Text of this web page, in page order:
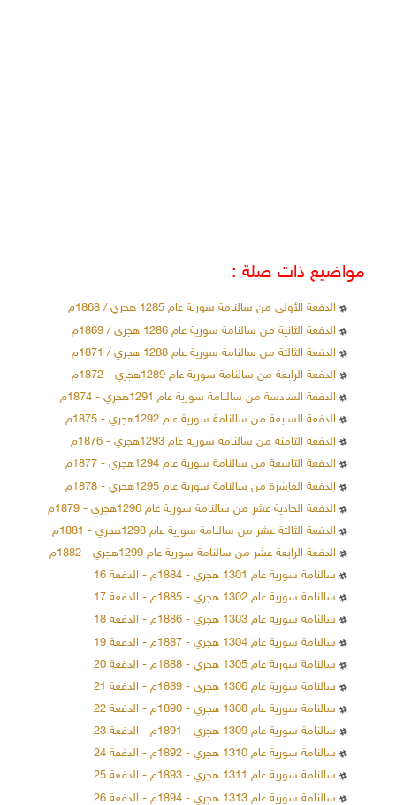
مواضيع ذات صلة :
الدفعة الأولى من سالنامة سورية عام 1285 هجري / 1868م
الدفعة الثانية من سالنامة سورية عام 1286 هجري / 1869م
الدفعة الثالثة من سالنامة سورية عام 1288 هجري / 1871م
الدفعة الرابعة من سالنامة سورية عام 1289هجري - 1872م
الدفعة السادسة من سالنامة سورية عام 1291هجري - 1874م
الدفعة السابعة من سالنامة سورية عام 1292هجري - 1875م
الدفعة الثامنة من سالنامة سورية عام 1293هجري - 1876م
الدفعة التاسعة من سالنامة سورية عام 1294هجري - 1877م
الدفعة العاشرة من سالنامة سورية عام 1295هجري - 1878م
الدفعة الحادية عشر من سالنامة سورية عام 1296هجري - 1879م
الدفعة الثالثة عشر من سالنامة سورية عام 1298هجري - 1881م
الدفعة الرابعة عشر من سالنامة سورية عام 1299هجري - 1882م
سالنامة سورية عام 1301 هجري - 1884م - الدفعة 16
سالنامة سورية عام 1302 هجري - 1885م - الدفعة 17
سالنامة سورية عام 1303 هجري - 1886م - الدفعة 18
سالنامة سورية عام 1304 هجري - 1887م - الدفعة 19
سالنامة سورية عام 1305 هجري - 1888م - الدفعة 20
سالنامة سورية عام 1306 هجري - 1889م - الدفعة 21
سالنامة سورية عام 1308 هجري - 1890م - الدفعة 22
سالنامة سورية عام 1309 هجري - 1891م - الدفعة 23
سالنامة سورية عام 1310 هجري - 1892م - الدفعة 24
سالنامة سورية عام 1311 هجري - 1893م - الدفعة 25
سالنامة سورية عام 1313 هجري - 1894م - الدفعة 26